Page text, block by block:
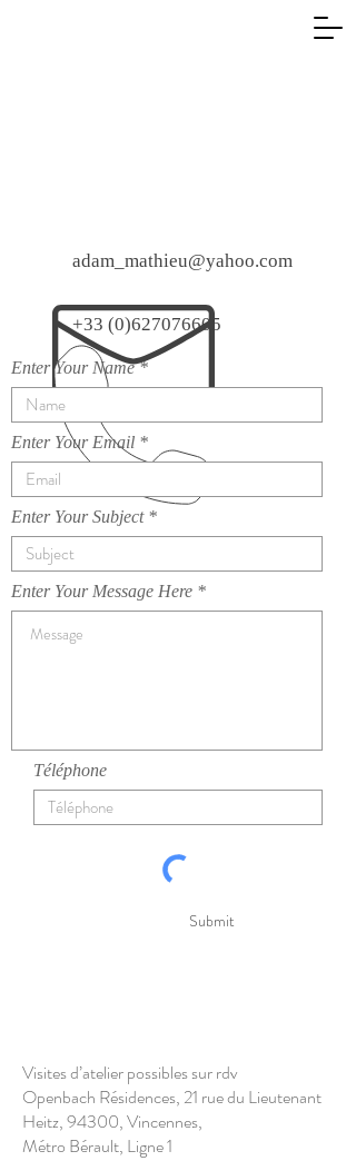
adam_mathieu@yahoo.com
+33 (0)627076605
Enter Your Name
Enter Your Email
Enter Your Subject
Enter Your Message Here
Téléphone
Submit
Visites d’atelier possibles sur rdv
Openbach Résidences, 21 rue du Lieutenant
Heitz, 94300, Vincennes,
Métro Bérault, Ligne 1